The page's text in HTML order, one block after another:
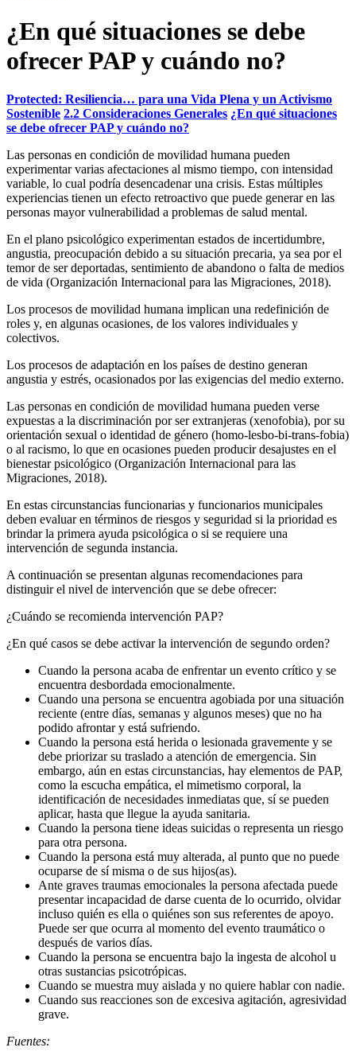
¿En qué situaciones se debe
ofrecer PAP y cuándo no?
Protected: Resiliencia… para una Vida Plena y un Activismo
Sostenible 2.2 Consideraciones Generales ¿En qué situaciones
se debe ofrecer PAP y cuándo no?
Las personas en condición de movilidad humana pueden
experimentar varias afectaciones al mismo tiempo, con intensidad
variable, lo cual podría desencadenar una crisis. Estas múltiples
experiencias tienen un efecto retroactivo que puede generar en las
personas mayor vulnerabilidad a problemas de salud mental.
En el plano psicológico experimentan estados de incertidumbre,
angustia, preocupación debido a su situación precaria, ya sea por el
temor de ser deportadas, sentimiento de abandono o falta de medios
de vida (Organización Internacional para las Migraciones, 2018).
Los procesos de movilidad humana implican una redefinición de
roles y, en algunas ocasiones, de los valores individuales y
colectivos.
Los procesos de adaptación en los países de destino generan
angustia y estrés, ocasionados por las exigencias del medio externo.
Las personas en condición de movilidad humana pueden verse
expuestas a la discriminación por ser extranjeras (xenofobia), por su
orientación sexual o identidad de género (homo-lesbo-bi-trans-fobia)
o al racismo, lo que en ocasiones pueden producir desajustes en el
bienestar psicológico (Organización Internacional para las
Migraciones, 2018).
En estas circunstancias funcionarias y funcionarios municipales
deben evaluar en términos de riesgos y seguridad si la prioridad es
brindar la primera ayuda psicológica o si se requiere una
intervención de segunda instancia.
A continuación se presentan algunas recomendaciones para
distinguir el nivel de intervención que se debe ofrecer:
¿Cuándo se recomienda intervención PAP?
¿En qué casos se debe activar la intervención de segundo orden?
Cuando la persona acaba de enfrentar un evento crítico y se
encuentra desbordada emocionalmente.
Cuando una persona se encuentra agobiada por una situación
reciente (entre días, semanas y algunos meses) que no ha
podido afrontar y está sufriendo.
Cuando la persona está herida o lesionada gravemente y se
debe priorizar su traslado a atención de emergencia. Sin
embargo, aún en estas circunstancias, hay elementos de PAP,
como la escucha empática, el mimetismo corporal, la
identificación de necesidades inmediatas que, sí se pueden
aplicar, hasta que llegue la ayuda sanitaria.
Cuando la persona tiene ideas suicidas o representa un riesgo
para otra persona.
Cuando la persona está muy alterada, al punto que no puede
ocuparse de sí misma o de sus hijos(as).
Ante graves traumas emocionales la persona afectada puede
presentar incapacidad de darse cuenta de lo ocurrido, olvidar
incluso quién es ella o quiénes son sus referentes de apoyo.
Puede ser que ocurra al momento del evento traumático o
después de varios días.
Cuando la persona se encuentra bajo la ingesta de alcohol u
otras sustancias psicotrópicas.
Cuando se muestra muy aislada y no quiere hablar con nadie.
Cuando sus reacciones son de excesiva agitación, agresividad
grave.
Fuentes: